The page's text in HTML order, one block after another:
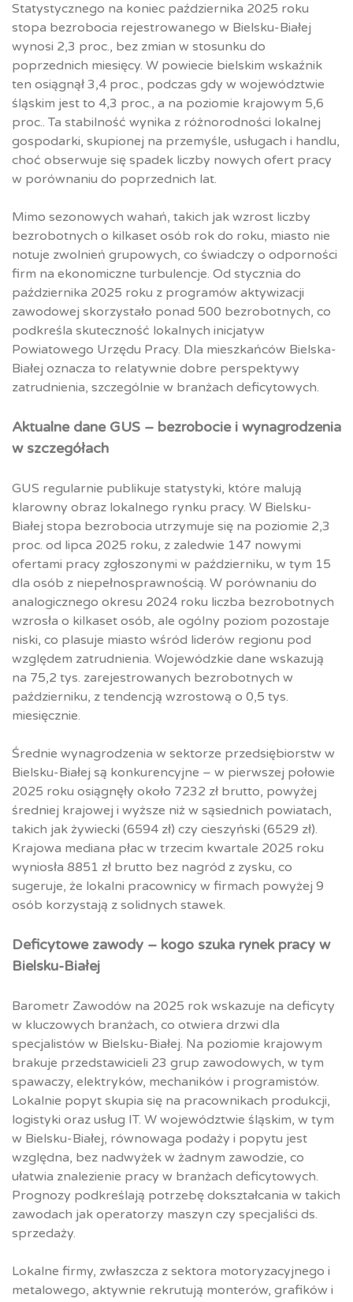
Statystycznego na koniec października 2025 roku
stopa bezrobocia rejestrowanego w Bielsku-Białej
wynosi 2,3 proc., bez zmian w stosunku do
poprzednich miesięcy. W powiecie bielskim wskaźnik
ten osiągnął 3,4 proc., podczas gdy w województwie
śląskim jest to 4,3 proc., a na poziomie krajowym 5,6
proc.. Ta stabilność wynika z różnorodności lokalnej
gospodarki, skupionej na przemyśle, usługach i handlu,
choć obserwuje się spadek liczby nowych ofert pracy
w porównaniu do poprzednich lat.
Mimo sezonowych wahań, takich jak wzrost liczby
bezrobotnych o kilkaset osób rok do roku, miasto nie
notuje zwolnień grupowych, co świadczy o odporności
firm na ekonomiczne turbulencje. Od stycznia do
października 2025 roku z programów aktywizacji
zawodowej skorzystało ponad 500 bezrobotnych, co
podkreśla skuteczność lokalnych inicjatyw
Powiatowego Urzędu Pracy. Dla mieszkańców Bielska-
Białej oznacza to relatywnie dobre perspektywy
zatrudnienia, szczególnie w branżach deficytowych.
Aktualne dane GUS – bezrobocie i wynagrodzenia
w szczegółach
GUS regularnie publikuje statystyki, które malują
klarowny obraz lokalnego rynku pracy. W Bielsku-
Białej stopa bezrobocia utrzymuje się na poziomie 2,3
proc. od lipca 2025 roku, z zaledwie 147 nowymi
ofertami pracy zgłoszonymi w październiku, w tym 15
dla osób z niepełnosprawnością. W porównaniu do
analogicznego okresu 2024 roku liczba bezrobotnych
wzrosła o kilkaset osób, ale ogólny poziom pozostaje
niski, co plasuje miasto wśród liderów regionu pod
względem zatrudnienia. Wojewódzkie dane wskazują
na 75,2 tys. zarejestrowanych bezrobotnych w
październiku, z tendencją wzrostową o 0,5 tys.
miesięcznie.
Średnie wynagrodzenia w sektorze przedsiębiorstw w
Bielsku-Białej są konkurencyjne – w pierwszej połowie
2025 roku osiągnęły około 7232 zł brutto, powyżej
średniej krajowej i wyższe niż w sąsiednich powiatach,
takich jak żywiecki (6594 zł) czy cieszyński (6529 zł).
Krajowa mediana płac w trzecim kwartale 2025 roku
wyniosła 8851 zł brutto bez nagród z zysku, co
sugeruje, że lokalni pracownicy w firmach powyżej 9
osób korzystają z solidnych stawek.​
Deficytowe zawody – kogo szuka rynek pracy w
Bielsku-Białej
Barometr Zawodów na 2025 rok wskazuje na deficyty
w kluczowych branżach, co otwiera drzwi dla
specjalistów w Bielsku-Białej. Na poziomie krajowym
brakuje przedstawicieli 23 grup zawodowych, w tym
spawaczy, elektryków, mechaników i programistów.
Lokalnie popyt skupia się na pracownikach produkcji,
logistyki oraz usług IT. W województwie śląskim, w tym
w Bielsku-Białej, równowaga podaży i popytu jest
względna, bez nadwyżek w żadnym zawodzie, co
ułatwia znalezienie pracy w branżach deficytowych.
Prognozy podkreślają potrzebę dokształcania w takich
zawodach jak operatorzy maszyn czy specjaliści ds.
sprzedaży.
Lokalne firmy, zwłaszcza z sektora motoryzacyjnego i
metalowego, aktywnie rekrutują monterów, grafików i